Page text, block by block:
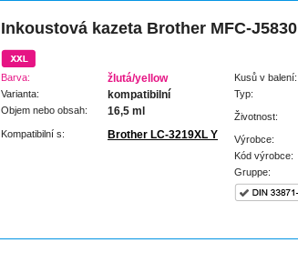
Inkoustová kazeta Brother MFC-J5830
Barva: žlutá/yellow
Varianta: kompatibilní
Objem nebo obsah: 16,5 ml
Kompatibilní s: Brother LC-3219XL Y
Kusů v balení:
Typ:
Životnost:
Výrobce:
Kód výrobce:
Gruppe: